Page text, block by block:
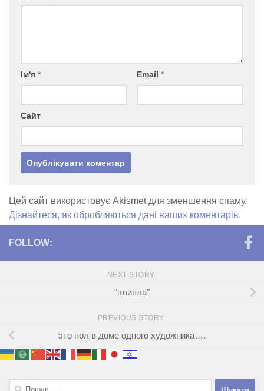
Ім'я * Email *
Сайт
Цей сайт використовує Akismet для зменшення спаму.
Дізнайтеся, як обробляються дані ваших коментарів.
FOLLOW:
NEXT STORY
"влипла"
PREVIOUS STORY
это пол в доме одного художника….
Пошук: